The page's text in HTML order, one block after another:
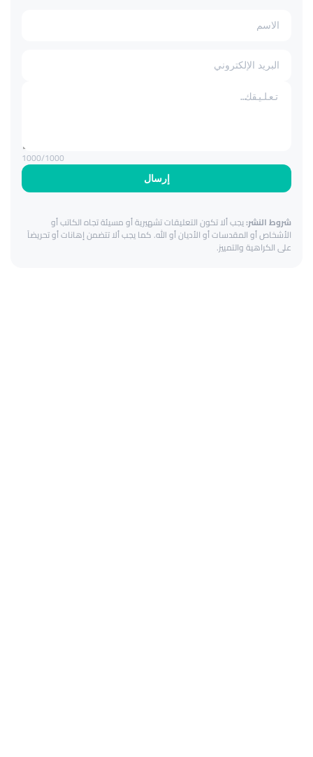
إرسال
1000/1000
شروط النشر:يجب ألا تكون التعليقات تشهيرية أو مسيئة تجاه الكاتب أو
الأشخاص أو المقدسات أو الأديان أو الله. كما يجب ألا تتضمن إهانات أو تحريضاً
على الكراهية والتمييز.